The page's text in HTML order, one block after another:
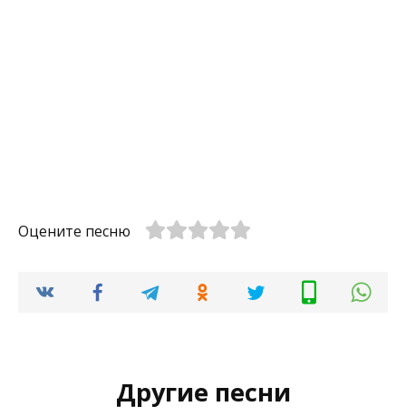
Оцените песню
Другие песни